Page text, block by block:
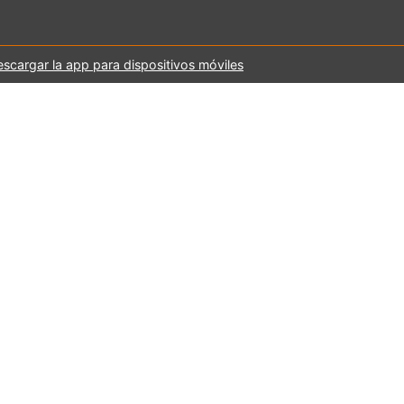
la app para dispositivos móviles